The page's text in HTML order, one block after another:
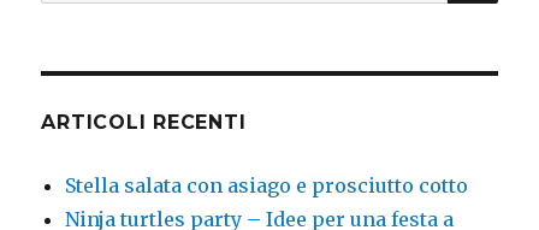
ARTICOLI RECENTI
Stella salata con asiago e prosciutto cotto
Ninja turtles party – Idee per una festa a